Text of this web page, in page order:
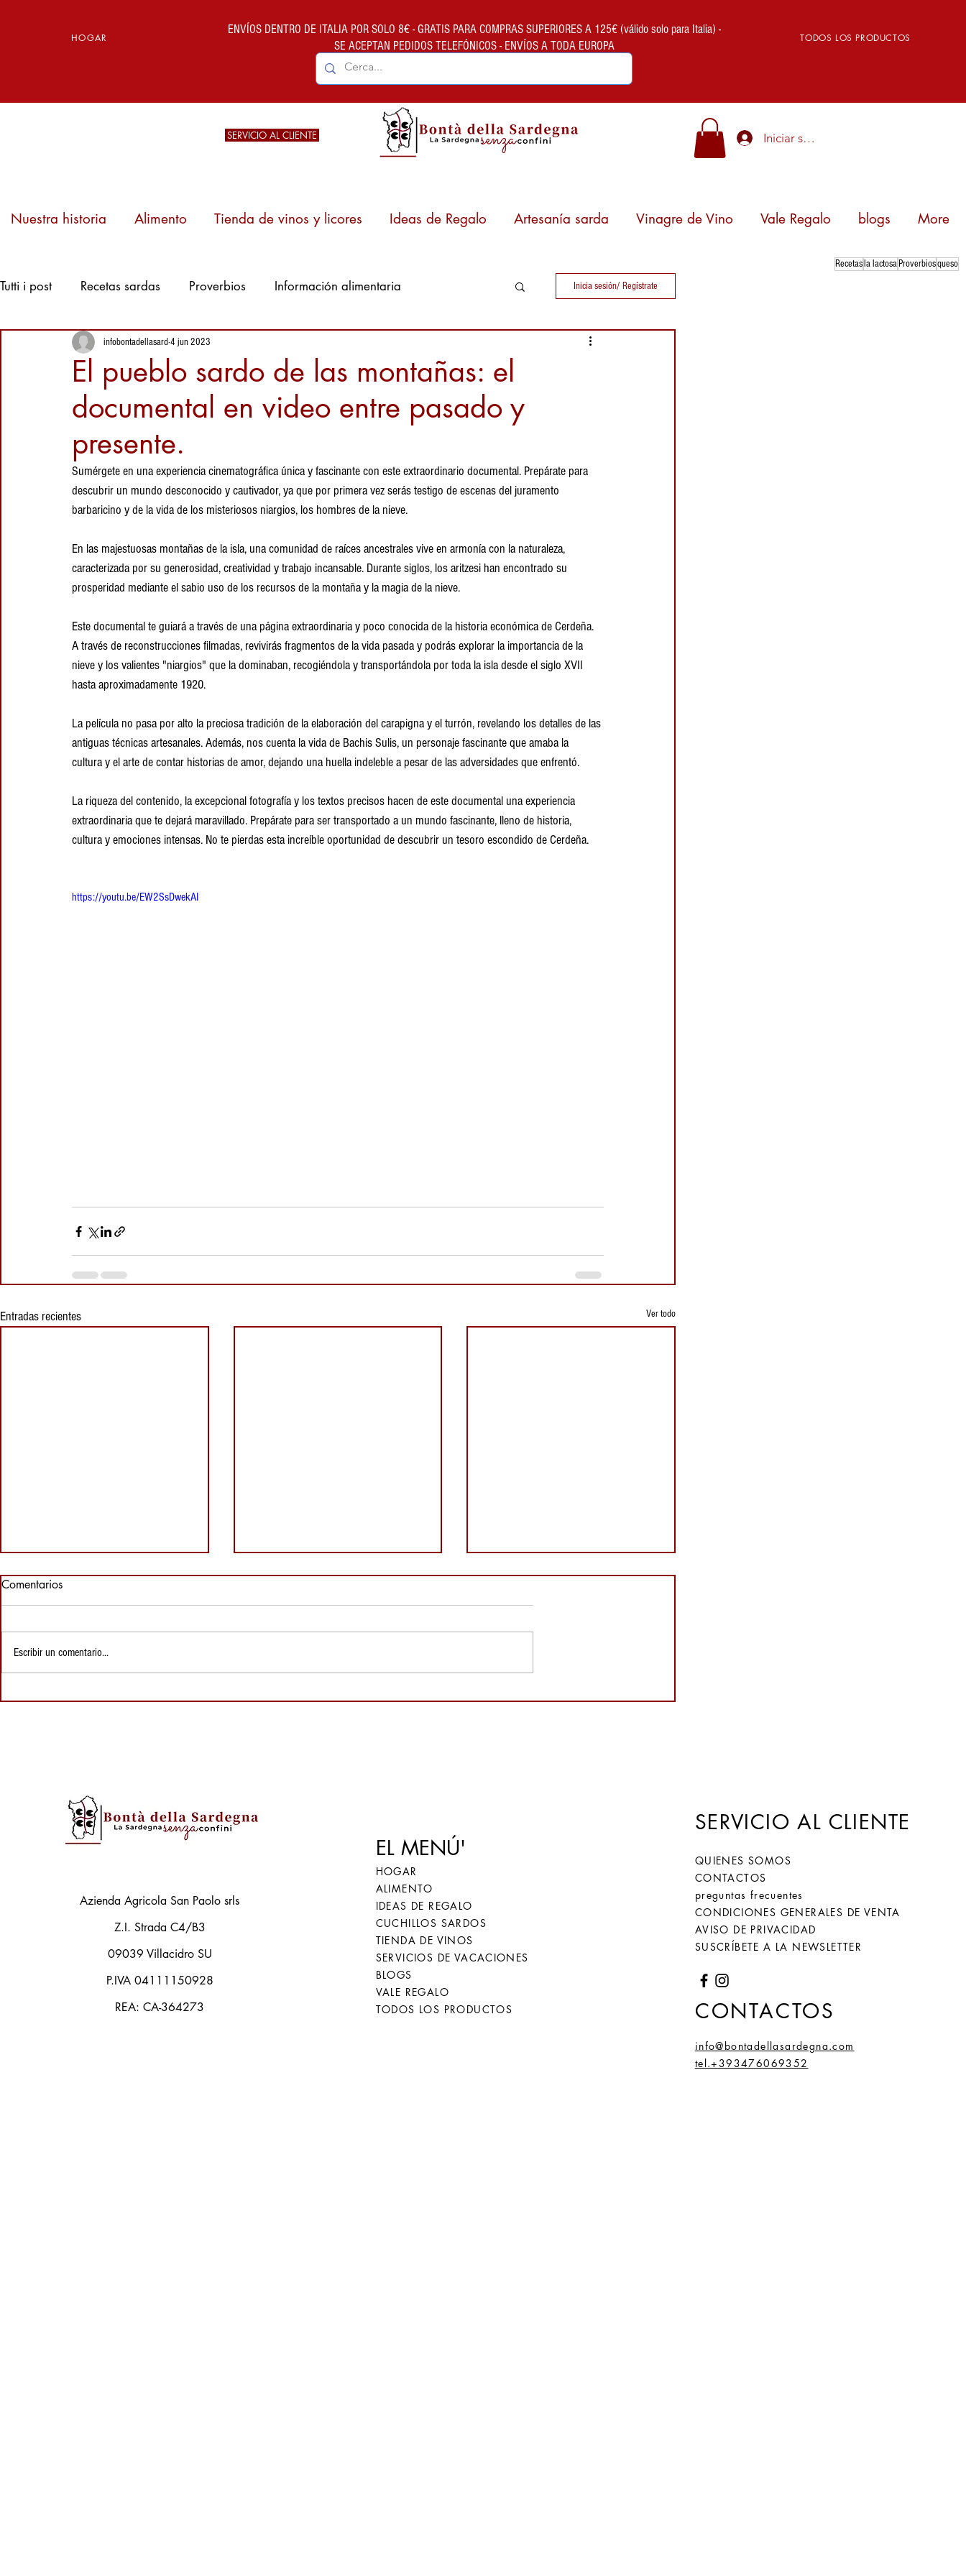
HOGAR
ENVÍOS DENTRO DE ITALIA POR SOLO 8€ - GRATIS PARA COMPRAS SUPERIORES A 125€ (válido solo para Italia) -
SE ACEPTAN PEDIDOS TELEFÓNICOS - ENVÍOS A TODA EUROPA
TODOS LOS PRODUCTOS
SERVICIO AL CLIENTE Iniciar sesión
Nuestra historia Alimento Tienda de vinos y licores Ideas de Regalo Artesanía sarda Vinagre de Vino Vale Regalo blogs More
Casizolu, un
queso de leche de
estirada típico de
Cerdeña
22 may 2025
Intolerancia a la
lactosa: ¿qué
queso elegir?
5 mar 2025
RECETA: Arroz
del Ganges con
Pecorino Sardo y
Azafrán de San
Gavino, un
sabores
Tutti i post Recetas sardas Proverbios Información alimentaria Inicia sesión/ Regístrate
El pueblo sardo de las montañas: el
documental en video entre pasado y
presente.
infobontadellasard 4 jun 2023
Sumérgete en una experiencia cinematográfica única y fascinante con este extraordinario documental. Prepárate para
descubrir un mundo desconocido y cautivador, ya que por primera vez serás testigo de escenas del juramento
barbaricino y de la vida de los misteriosos niargios, los hombres de la nieve.
En las majestuosas montañas de la isla, una comunidad de raíces ancestrales vive en armonía con la naturaleza,
caracterizada por su generosidad, creatividad y trabajo incansable. Durante siglos, los aritzesi han encontrado su
prosperidad mediante el sabio uso de los recursos de la montaña y la magia de la nieve.
Este documental te guiará a través de una página extraordinaria y poco conocida de la historia económica de Cerdeña.
A través de reconstrucciones filmadas, revivirás fragmentos de la vida pasada y podrás explorar la importancia de la
nieve y los valientes "niargios" que la dominaban, recogiéndola y transportándola por toda la isla desde el siglo XVII
hasta aproximadamente 1920.
La película no pasa por alto la preciosa tradición de la elaboración del carapigna y el turrón, revelando los detalles de las
antiguas técnicas artesanales. Además, nos cuenta la vida de Bachis Sulis, un personaje fascinante que amaba la
cultura y el arte de contar historias de amor, dejando una huella indeleble a pesar de las adversidades que enfrentó.
La riqueza del contenido, la excepcional fotografía y los textos precisos hacen de este documental una experiencia
extraordinaria que te dejará maravillado. Prepárate para ser transportado a un mundo fascinante, lleno de historia,
cultura y emociones intensas. No te pierdas esta increíble oportunidad de descubrir un tesoro escondido de Cerdeña.
https://youtu.be/EW2SsDwekAI
Entradas recientes Ver todo
Comentarios
Escribir un comentario...
Recetas la lactosa Proverbiosqueso
Azienda Agricola San Paolo srls
Z.I. Strada C4/B3
09039 Villacidro SU
P.IVA 04111150928
REA: CA-364273
EL MENÚ'
HOGAR
ALIMENTO
IDEAS DE REGALO
CUCHILLOS SARDOS
TIENDA DE VINOS
SERVICIOS DE VACACIONES
BLOGS
VALE REGALO
TODOS LOS PRODUCTOS
SERVICIO AL CLIENTE
QUIENES SOMOS
CONTACTOS
preguntas frecuentes
CONDICIONES GENERALES DE VENTA
AVISO DE PRIVACIDAD
SUSCRÍBETE A LA NEWSLETTER
CONTACTOS
info@bontadellasardegna.com
tel.+393476069352